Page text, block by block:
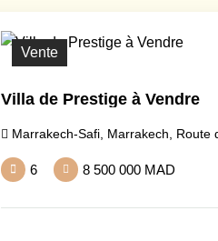
Vente
Villa de Prestige à Vendre
Marrakech-Safi Marrakech Route
6 8 500 000 MAD